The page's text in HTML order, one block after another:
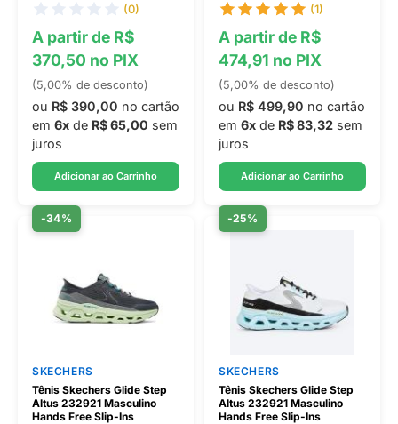
(0)
A partir de R$
370,50 no PIX
(5,00% de desconto)
ou R$ 390,00 no cartão
em 6x de R$ 65,00 sem
juros
Adicionar ao Carrinho
(1)
A partir de R$
474,91 no PIX
(5,00% de desconto)
ou R$ 499,90 no cartão
em 6x de R$ 83,32 sem
juros
Adicionar ao Carrinho
-34%
SKECHERS
Tênis Skechers Glide Step
Altus 232921 Masculino
Hands Free Slip-Ins
-25%
SKECHERS
Tênis Skechers Glide Step
Altus 232921 Masculino
Hands Free Slip-Ins